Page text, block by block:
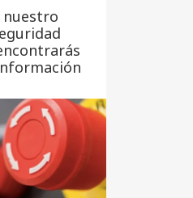
nuestro